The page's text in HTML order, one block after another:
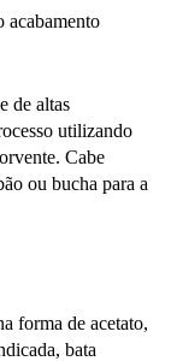
acabamento
de altas
utilizando
Cabe
ou bucha para a
forma de acetato,
bata